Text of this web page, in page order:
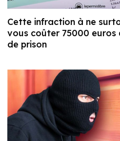
Cette infraction à ne
vous coûter 75000 euros
de prison